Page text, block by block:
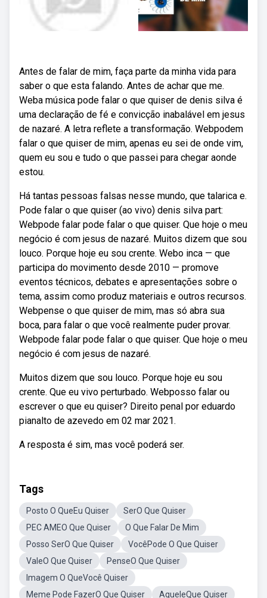
Antes de falar de mim, faça parte da minha vida para
saber o que esta falando. Antes de achar que me.
Weba música pode falar o que quiser de denis silva é
uma declaração de fé e convicção inabalável em jesus
de nazaré. A letra reflete a transformação. Webpodem
falar o que quiser de mim, apenas eu sei de onde vim,
quem eu sou e tudo o que passei para chegar aonde
estou.
Há tantas pessoas falsas nesse mundo, que talarica e.
Pode falar o que quiser (ao vivo) denis silva part:
Webpode falar pode falar o que quiser. Que hoje o meu
negócio é com jesus de nazaré. Muitos dizem que sou
louco. Porque hoje eu sou crente. Webo inca — que
participa do movimento desde 2010 — promove
eventos técnicos, debates e apresentações sobre o
tema, assim como produz materiais e outros recursos.
Webpense o que quiser de mim, mas só abra sua
boca, para falar o que você realmente puder provar.
Webpode falar pode falar o que quiser. Que hoje o meu
negócio é com jesus de nazaré.
Muitos dizem que sou louco. Porque hoje eu sou
crente. Que eu vivo perturbado. Webposso falar ou
escrever o que eu quiser? Direito penal por eduardo
pianalto de azevedo em 02 mar 2021.
A resposta é sim, mas você poderá ser.
Tags
Posto O QueEu Quiser
SerO Que Quiser
PEC AMEO Que Quiser
O Que Falar De Mim
Posso SerO Que Quiser
VocêPode O Que Quiser
ValeO Que Quiser
PenseO Que Quiser
Imagem O QueVocê Quiser
Meme Pode FazerO Que Quiser
AqueleQue Quiser